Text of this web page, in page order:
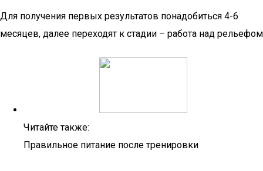
Для получения первых результатов понадобиться 4-6
месяцев, далее переходят к стадии – работа над рельефом
Читайте также:
Правильное питание после тренировки